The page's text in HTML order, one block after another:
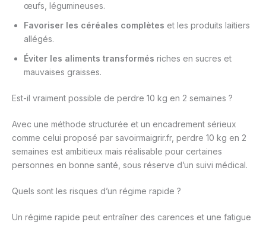
œufs, légumineuses.
Favoriser les céréales complètes et les produits laitiers
allégés.
Éviter les aliments transformés riches en sucres et
mauvaises graisses.
Est-il vraiment possible de perdre 10 kg en 2 semaines ?
Avec une méthode structurée et un encadrement sérieux
comme celui proposé par savoirmaigrir.fr, perdre 10 kg en 2
semaines est ambitieux mais réalisable pour certaines
personnes en bonne santé, sous réserve d’un suivi médical.
Quels sont les risques d’un régime rapide ?
Un régime rapide peut entraîner des carences et une fatigue